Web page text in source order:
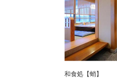
和食処【蛸】